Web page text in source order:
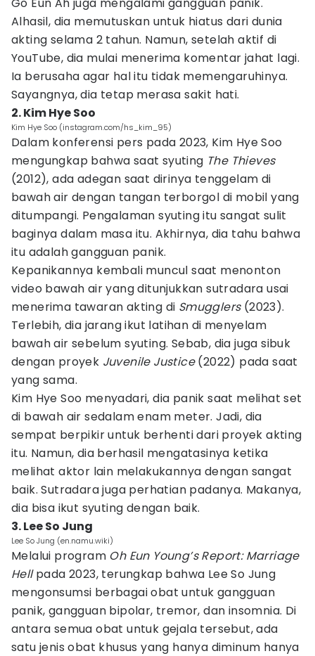
Alhasil, dia memutuskan untuk hiatus dari dunia
akting selama 2 tahun. Namun, setelah aktif di
YouTube, dia mulai menerima komentar jahat lagi.
Ia berusaha agar hal itu tidak memengaruhinya.
Sayangnya, dia tetap merasa sakit hati.
2. Kim Hye Soo
Kim Hye Soo (instagram.com/hs_kim_95)
Dalam konferensi pers pada 2023, Kim Hye Soo
mengungkap bahwa saat syuting The Thieves
(2012), ada adegan saat dirinya tenggelam di
bawah air dengan tangan terborgol di mobil yang
ditumpangi. Pengalaman syuting itu sangat sulit
baginya dalam masa itu. Akhirnya, dia tahu bahwa
itu adalah gangguan panik.
Kepanikannya kembali muncul saat menonton
video bawah air yang ditunjukkan sutradara usai
menerima tawaran akting di Smugglers(2023).
Terlebih, dia jarang ikut latihan di menyelam
bawah air sebelum syuting. Sebab, dia juga sibuk
dengan proyek Juvenile Justice(2022) pada saat
yang sama.
Kim Hye Soo menyadari, dia panik saat melihat set
di bawah air sedalam enam meter. Jadi, dia
sempat berpikir untuk berhenti dari proyek akting
itu. Namun, dia berhasil mengatasinya ketika
melihat aktor lain melakukannya dengan sangat
baik. Sutradara juga perhatian padanya. Makanya,
dia bisa ikut syuting dengan baik.
3. Lee So Jung
Lee So Jung (en.namu.wiki)
Melalui program Oh Eun Young’s Report: Marriage
Hellpada 2023, terungkap bahwa Lee So Jung
mengonsumsi berbagai obat untuk gangguan
panik, gangguan bipolar, tremor, dan insomnia. Di
antara semua obat untuk gejala tersebut, ada
satu jenis obat khusus yang hanya diminum hanya